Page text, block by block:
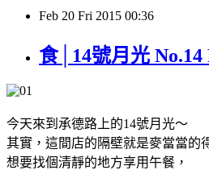
Feb 20 Fri 2015 00:36
食│14號月光
今天來到承德路上的14號月光～
其實，這間店的隔壁就是麥當當的
想要找個清靜的地方享用午餐，